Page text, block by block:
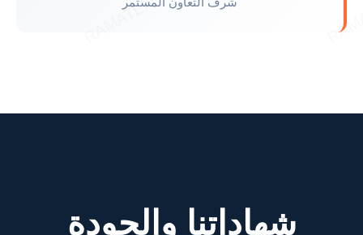
شهاداتنا والجودة